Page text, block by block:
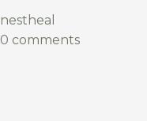
nestheal
0 comments